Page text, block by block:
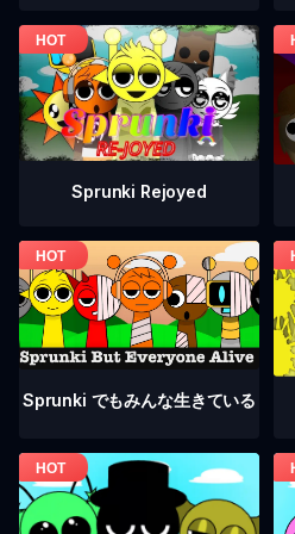
Sprunki Rejoyed
Sprunki でもみんな生きている